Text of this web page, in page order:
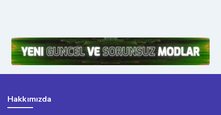
Hakkımızda